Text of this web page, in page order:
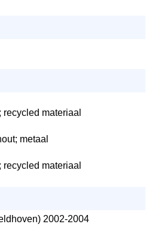
materiaal
metaal
materiaal
2002-2004